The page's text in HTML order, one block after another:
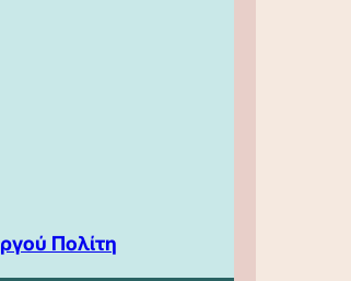
Πολίτη